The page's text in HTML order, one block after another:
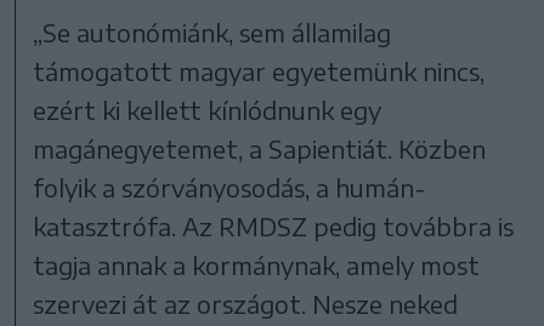
„Se autonómiánk, sem államilag
támogatott magyar egyetemünk nincs,
ezért ki kellett kínlódnunk egy
magánegyetemet, a Sapientiát. Közben
folyik a szórványosodás, a humán-
katasztrófa. Az RMDSZ pedig továbbra is
tagja annak a kormánynak, amely most
szervezi át az országot. Nesze neked